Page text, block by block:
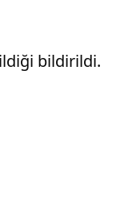
bildirildi.